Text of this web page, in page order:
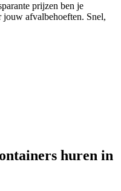
prijzen ben je
jouw afvalbehoeften. Snel,
huren in